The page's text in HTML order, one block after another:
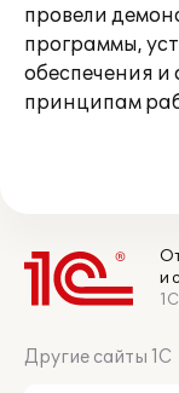
провели
программы,
обеспечения и
принципам
и
Другие сайты 1С